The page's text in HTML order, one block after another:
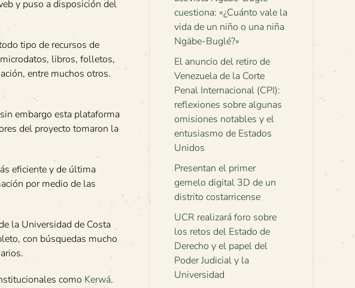
y puso a disposición del
tipo de recursos de
libros, folletos,
entre muchos otros.
embargo esta plataforma
del proyecto tomaron la
eficiente y de última
por medio de las
la Universidad de Costa
con búsquedas mucho
como Kerwá.
cuestiona: «¿Cuánto vale la
vida de un niño o una niña
Ngäbe-Buglé?»
El anuncio del retiro de
Venezuela de la Corte
Penal Internacional (CPI):
reflexiones sobre algunas
omisiones notables y el
entusiasmo de Estados
Unidos
Presentan el primer
gemelo digital 3D de un
distrito costarricense
UCR realizará foro sobre
los retos del Estado de
Derecho y el papel del
Poder Judicial y la
Universidad